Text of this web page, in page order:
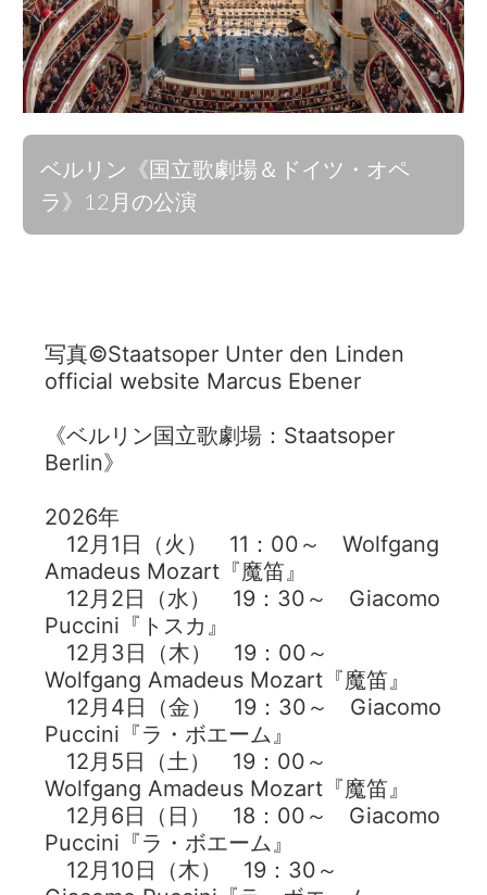
ベルリン《国立歌劇場＆ドイツ・オペ
ラ》12月の公演
写真©Staatsoper Unter den Linden
official website Marcus Ebener
《ベルリン国立歌劇場：Staatsoper
Berlin》
2026年
12月1日（火） 11：00～ Wolfgang
Amadeus Mozart『魔笛』
12月2日（水） 19：30～ Giacomo
Puccini『トスカ』
12月3日（木） 19：00～
Wolfgang Amadeus Mozart『魔笛』
12月4日（金） 19：30～ Giacomo
Puccini『ラ・ボエーム』
12月5日（土） 19：00～
Wolfgang Amadeus Mozart『魔笛』
12月6日（日） 18：00～ Giacomo
Puccini『ラ・ボエーム』
12月10日（木） 19：30～